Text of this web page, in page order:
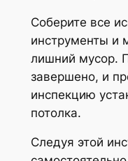
Соберите все
инструменты и
лишний мусор.
завершено, и
инспекцию
потолка.
Следуя этой